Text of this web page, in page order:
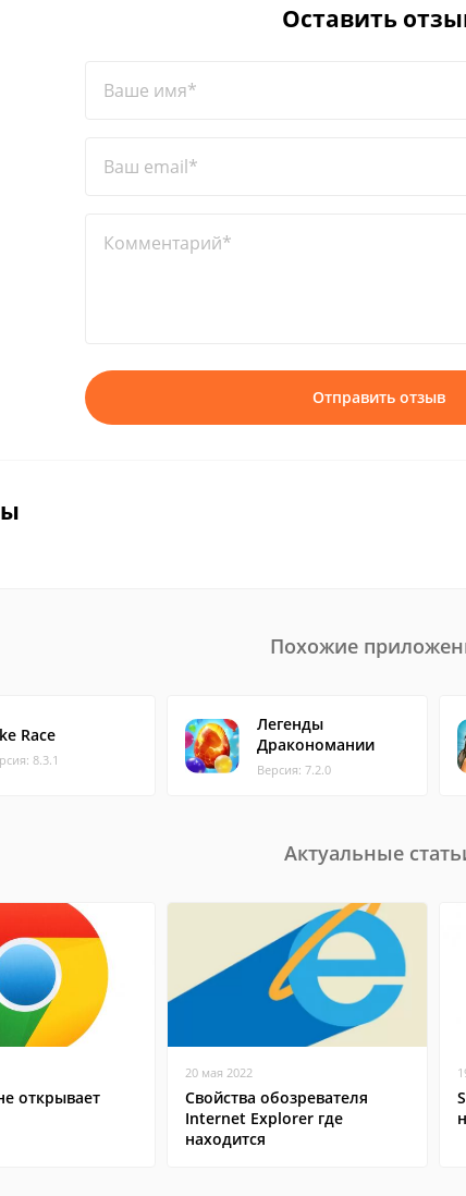
Оставить
Ваше имя*
Ваш email*
Комментарий*
Отправить отзыв
Похожие
Race
8.3.1
Легенды
Дракономании
Версия: 7.2.0
Актуальные
открывает
20 мая 2022
Свойства обозревателя
Internet Explorer где
находится